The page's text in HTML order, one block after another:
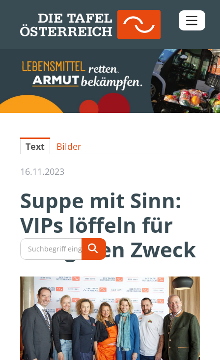
Downloads
Kontakt
Text Bilder
16.11.2023
Suppe mit Sinn:
VIPs löffeln für
den guten Zweck